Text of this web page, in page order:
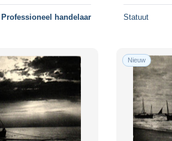
Professioneel handelaar Statuut
Nieuw